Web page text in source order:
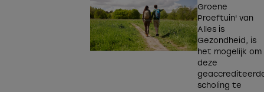
Groene
Proeftuin' van
Alles is
Gezondheid, is
het mogelijk om
deze
scholing te